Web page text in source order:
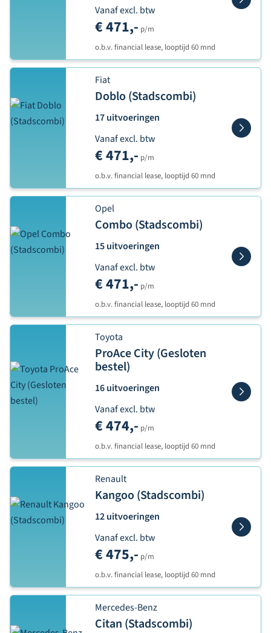
Vanaf excl. btw
€ 471,- p/m
o.b.v. financial lease, looptijd 60 mnd
Fiat
Doblo (Stadscombi)
17 uitvoeringen
Vanaf excl. btw
€ 471,- p/m
o.b.v. financial lease, looptijd 60 mnd
Opel
Combo (Stadscombi)
15 uitvoeringen
Vanaf excl. btw
€ 471,- p/m
o.b.v. financial lease, looptijd 60 mnd
Toyota
ProAce City (Gesloten
bestel)
16 uitvoeringen
Vanaf excl. btw
€ 474,- p/m
o.b.v. financial lease, looptijd 60 mnd
Renault
Kangoo (Stadscombi)
12 uitvoeringen
Vanaf excl. btw
€ 475,- p/m
o.b.v. financial lease, looptijd 60 mnd
Mercedes-Benz
Citan (Stadscombi)